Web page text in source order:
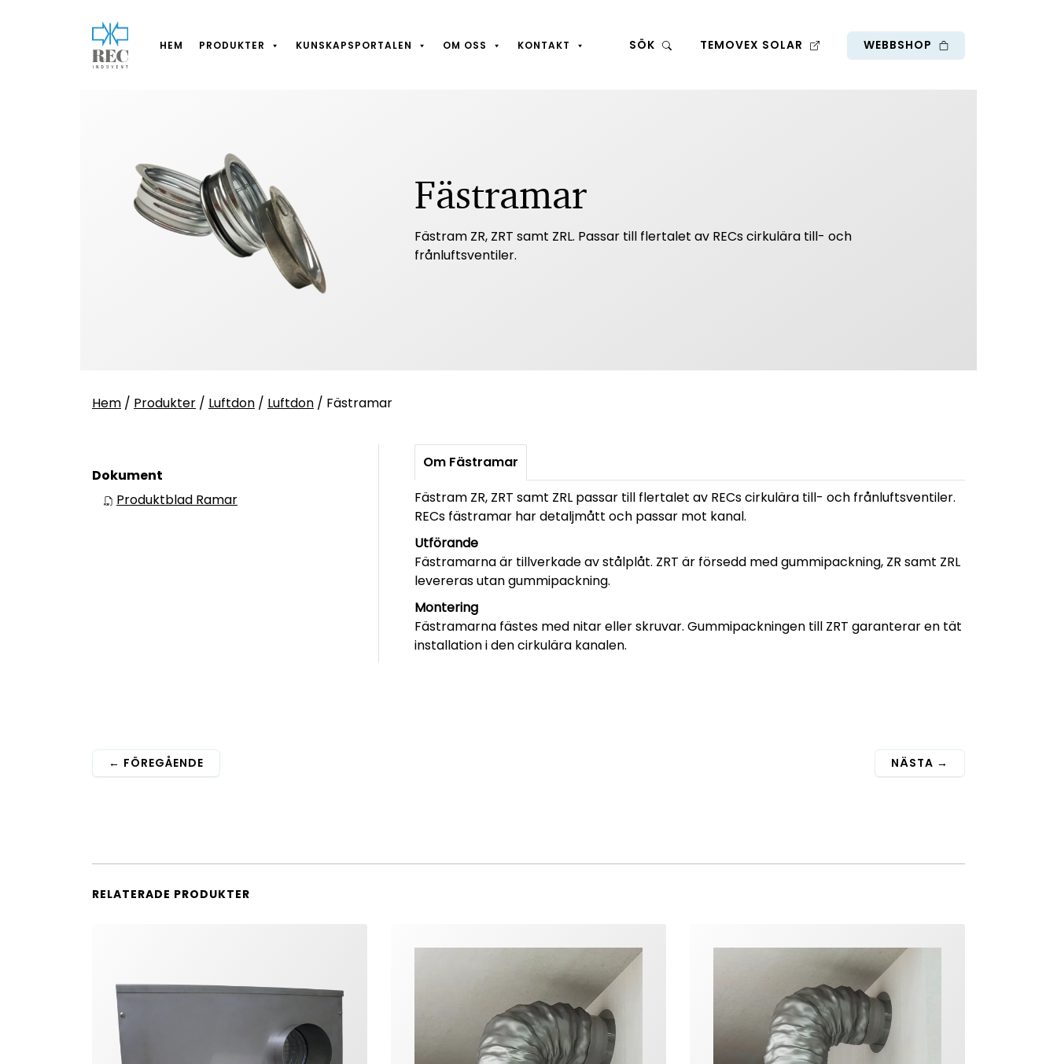
Hoppa till huvudinnehåll
HEM PRODUKTER KUNSKAPSPORTALEN OM OSS KONTAKT SÖK TEMOVEX SOLAR WEBBSHOP
Fästramar
Fästram ZR, ZRT samt ZRL. Passar till flertalet av RECs cirkulära till- och
frånluftsventiler.
Hem / Produkter / Luftdon / Luftdon / Fästramar
Dokument
Produktblad Ramar
Om Fästramar
Fästram ZR, ZRT samt ZRL passar till flertalet av RECs cirkulära till- och frånluftsventiler.
RECs fästramar har detaljmått och passar mot kanal.
Utförande
Fästramarna är tillverkade av stålplåt. ZRT är försedd med gummipackning, ZR samt ZRL
levereras utan gummipackning.
Montering
Fästramarna fästes med nitar eller skruvar. Gummipackningen till ZRT garanterar en tät
installation i den cirkulära kanalen.
← FÖREGÅENDE NÄSTA →
RELATERADE PRODUKTER